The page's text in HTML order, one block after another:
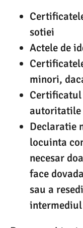
sotiei
Actele de
minori,
Certificatul
autoritatile
Declaratie
locuinta
necesar
face
sau a